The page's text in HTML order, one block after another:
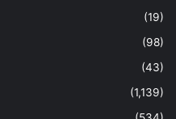
(19)
(98)
(43)
(1,139)